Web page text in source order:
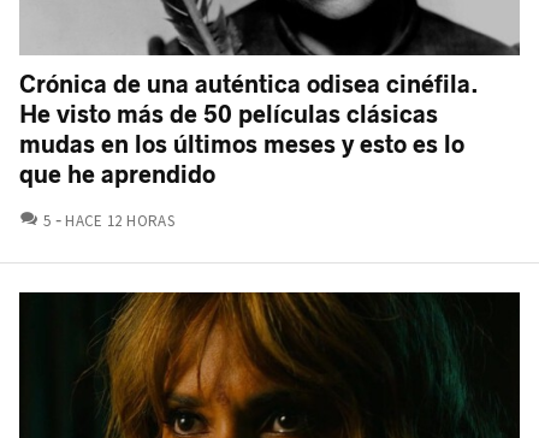
Crónica de una auténtica odisea cinéfila.
He visto más de 50 películas clásicas
mudas en los últimos meses y esto es lo
que he aprendido
5 COMENTARIOS
HACE 12 HORAS